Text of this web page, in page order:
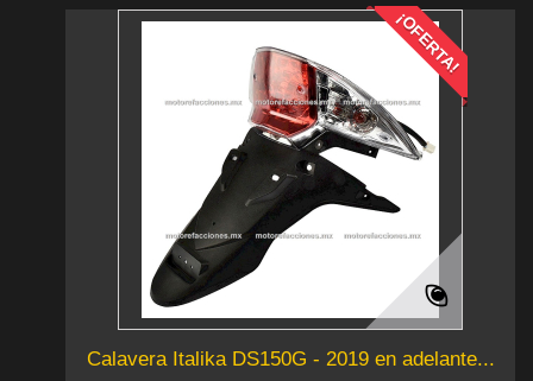
¡OFERTA!
Calavera Italika DS150G - 2019 en adelante...